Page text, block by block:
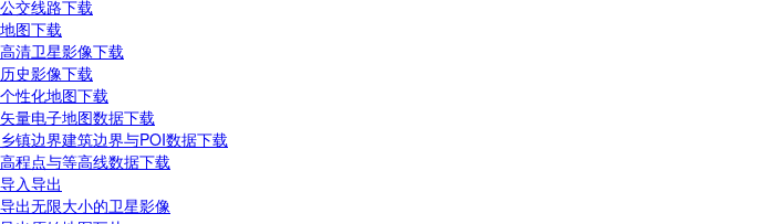
公交线路下载
地图下载
高清卫星影像下载
历史影像下载
个性化地图下载
矢量电子地图数据下载
乡镇边界建筑边界与POI数据下载
高程点与等高线数据下载
导入导出
导出无限大小的卫星影像